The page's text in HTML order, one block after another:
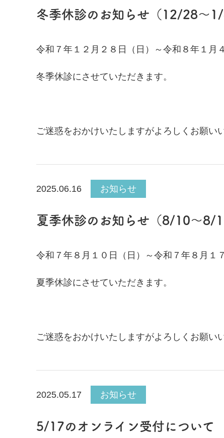
冬季休診のお知らせ（12/28～1/
令和７年１２月２８日（日）～令和８年１月
冬季休診にさせていただきます。
ご迷惑をおかけいたしますがよろしくお願い
2025.06.16 お知らせ
夏季休診のお知らせ（8/10～8/
令和７年８月１０日（日）～令和７年８月１
夏季休診にさせていただきます。
ご迷惑をおかけいたしますがよろしくお願い
2025.05.17 お知らせ
5/17のオンライン受付について